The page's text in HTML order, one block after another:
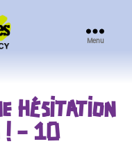
Menu
HÉSITATION
! – 10